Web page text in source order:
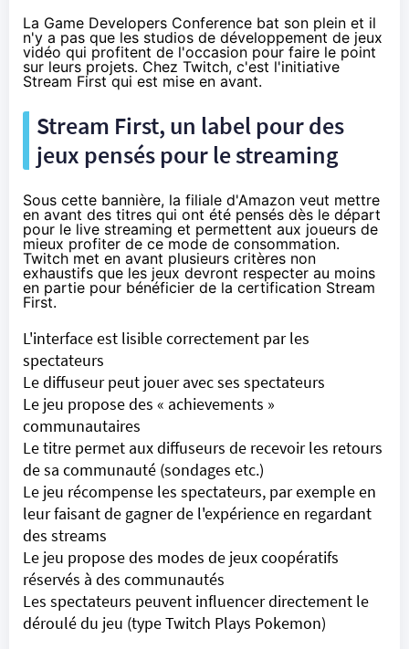
La Game Developers Conference bat son plein et il
n'y a pas que les studios de développement de jeux
vidéo qui profitent de l'occasion pour faire le point
sur leurs projets. Chez Twitch, c'est l'initiative
Stream First qui est mise en avant.
Stream First, un label pour des
jeux pensés pour le streaming
Sous cette bannière, la filiale d'Amazon veut mettre
en avant des titres qui ont été pensés dès le départ
pour le live streaming et permettent aux joueurs de
mieux profiter de ce mode de consommation.
Twitch met en avant plusieurs critères non
exhaustifs que les jeux devront respecter au moins
en partie pour bénéficier de la certification Stream
First.
L'interface est lisible correctement par les
spectateurs
Le diffuseur peut jouer avec ses spectateurs
Le jeu propose des « achievements »
communautaires
Le titre permet aux diffuseurs de recevoir les retours
de sa communauté (sondages etc.)
Le jeu récompense les spectateurs, par exemple en
leur faisant de gagner de l'expérience en regardant
des streams
Le jeu propose des modes de jeux coopératifs
réservés à des communautés
Les spectateurs peuvent influencer directement le
déroulé du jeu (type Twitch Plays Pokemon)